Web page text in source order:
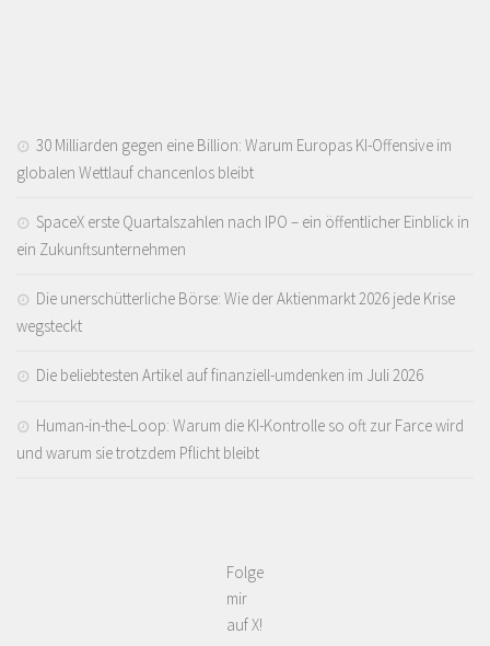
30 Milliarden gegen eine Billion: Warum Europas KI-Offensive im
globalen Wettlauf chancenlos bleibt
SpaceX erste Quartalszahlen nach IPO – ein öffentlicher Einblick in
ein Zukunftsunternehmen
Die unerschütterliche Börse: Wie der Aktienmarkt 2026 jede Krise
wegsteckt
Die beliebtesten Artikel auf finanziell-umdenken im Juli 2026
Human-in-the-Loop: Warum die KI-Kontrolle so oft zur Farce wird
und warum sie trotzdem Pflicht bleibt
Folge
mir
auf X!